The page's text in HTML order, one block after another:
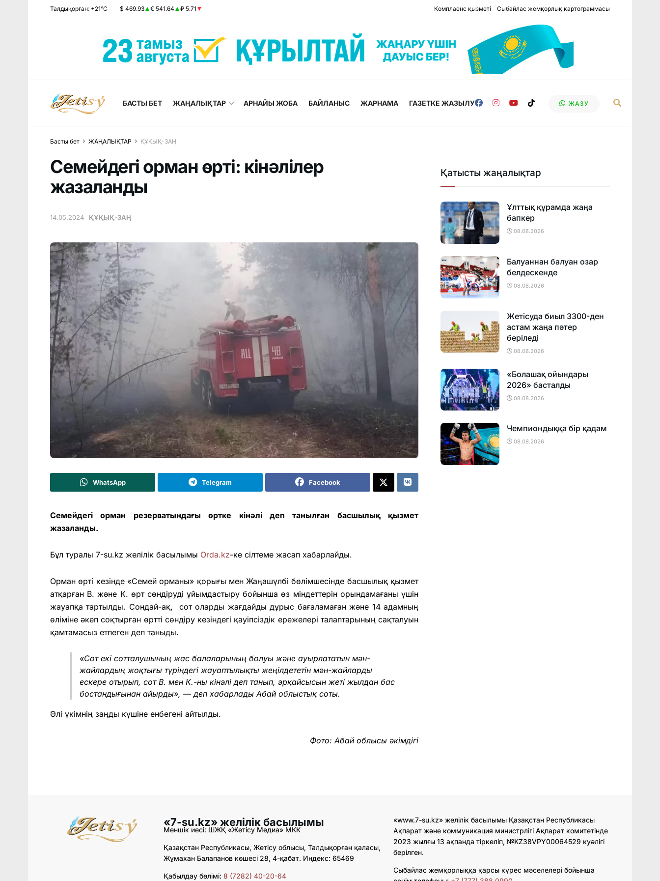
Талдықорған: +21°C $ 469.93 € 541.64 ₽ 5.71 Комплаенс қызметі Сыбайлас жемқорлық картограммасы
БАСТЫ БЕТ ЖАҢАЛЫҚТАР АРНАЙЫ ЖОБА БАЙЛАНЫС ЖАРНАМА ГАЗЕТКЕ ЖАЗЫЛУ ЖАЗУ
Басты бет ЖАҢАЛЫҚТАР ҚҰҚЫҚ-ЗАҢ
Семейдегі орман өрті: кінәлілер
жазаланды
14.05.2024 ҚҰҚЫҚ-ЗАҢ
WhatsApp Telegram Facebook
Семейдегі орман резерватындағы өртке кінәлі деп танылған басшылық қызмет
жазаланды.
Бұл туралы 7-su.kz желілік басылымы Orda.kz-ке сілтеме жасап хабарлайды.
Орман өрті кезінде «Семей орманы» қорығы мен Жаңашүлбі бөлімшесінде басшылық қызмет
атқарған В. және К. өрт сөндіруді ұйымдастыру бойынша өз міндеттерін орындамағаны үшін
жауапқа тартылды. Сондай-ақ, сот оларды жағдайды дұрыс бағаламаған және 14 адамның
өліміне әкеп соқтырған өртті сөндіру кезіндегі қауіпсіздік ережелері талаптарының сақталуын
қамтамасыз етпеген деп таныды.
«Сот екі сотталушының жас балаларының болуы және ауырлататын мән-
жайлардың жоқтығы түріндегі жауаптылықты жеңілдететін мән-жайларды
ескере отырып, сот В. мен К.-ны кінәлі деп танып, әрқайсысын жеті жылдан бас
бостандығынан айырды», — деп хабарлады Абай облыстық соты.
Әлі үкімнің заңды күшіне енбегені айтылды.
Фото: Абай облысы әкімдігі
Қатысты жаңалықтар
Ұлттық құрамда жаңа
бапкер
08.08.2026
Балуаннан балуан озар
белдескенде
08.08.2026
Жетісуда биыл 3300-ден
астам жаңа пәтер
беріледі
08.08.2026
«Болашақ ойындары
2026» басталды
08.08.2026
Чемпиондыққа бір қадам
08.08.2026
«7-su.kz» желілік басылымы
Меншік иесі: ШЖҚ «Жетісу Медиа» МКК
Қазақстан Республикасы, Жетісу облысы, Талдықорған қаласы,
Жұмахан Балапанов көшесі 28, 4-қабат. Индекс: 65469
Қабылдау бөлімі: 8 (7282) 40-20-64
«www.7-su.kz» желілік басылымы Қазақстан Республикасы
Ақпарат және коммуникация министрлігі Ақпарат комитетінде
2023 жылғы 13 ақпанда тіркеліп, №KZ38VPY00064529 куәлігі
берілген.
Сыбайлас жемқорлыққа қарсы күрес мәселелері бойынша